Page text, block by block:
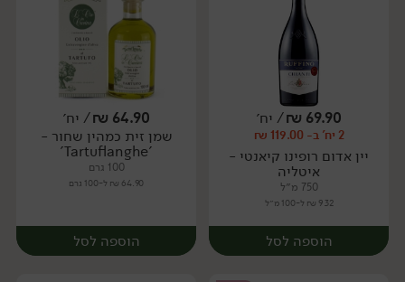
יח׳ יח׳
69.90
₪/ יח׳
2 יח' ב- 119.00 ₪
יין אדום רופינו קיאנטי -
איטליה
750 מ״ל
9.32 ₪ ל-100 מ״ל
הוספה לסל
64.90
₪/ יח׳
שמן זית כמהין שחור -
'Tartuflanghe'
100 גרם
64.90 ₪ ל-100 גרם
הוספה לסל